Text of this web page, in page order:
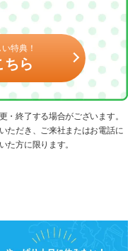
特典！
ちら
終了する場合がございます。
ただき、ご来社またはお電話に
た方に限ります。